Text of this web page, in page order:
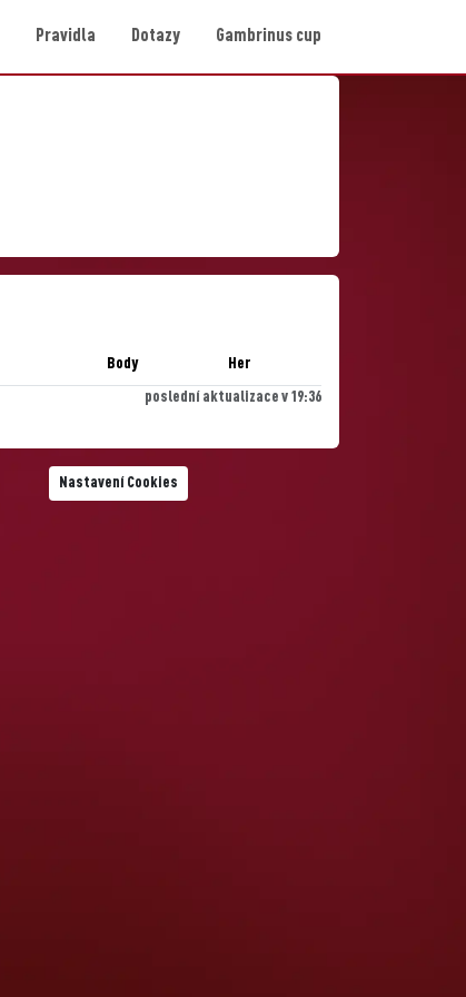
Pravidla Dotazy Gambrinus cup
Body Her
poslední aktualizace v 19:36
Nastavení Cookies